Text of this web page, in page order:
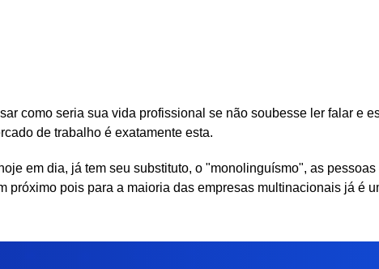
como seria sua vida profissional se não soubesse ler falar e
de trabalho é exatamente esta.
em dia, já tem seu substituto, o "monolinguísmo", as
próximo pois para a maioria das empresas multinacionais já é